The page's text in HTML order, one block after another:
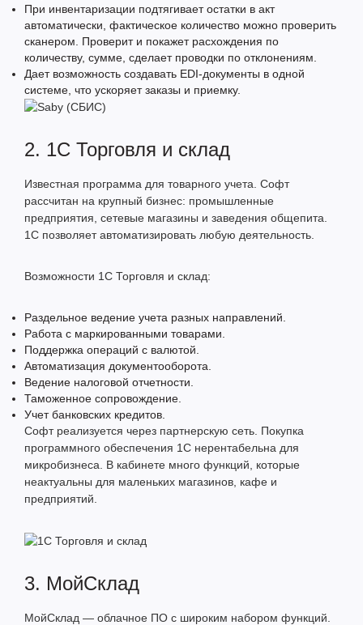
При инвентаризации подтягивает остатки в акт
автоматически, фактическое количество можно проверить
сканером. Проверит и покажет расхождения по
количеству, сумме, сделает проводки по отклонениям.
Дает возможность создавать EDI-документы в одной
системе, что ускоряет заказы и приемку.
2. 1С Торговля и склад
Известная программа для товарного учета. Софт
рассчитан на крупный бизнес: промышленные
предприятия, сетевые магазины и заведения общепита.
1С позволяет автоматизировать любую деятельность.
Возможности 1С Торговля и склад:
Раздельное ведение учета разных направлений.
Работа с маркированными товарами.
Поддержка операций с валютой.
Автоматизация документооборота.
Ведение налоговой отчетности.
Таможенное сопровождение.
Учет банковских кредитов.
Софт реализуется через партнерскую сеть. Покупка
программного обеспечения 1С нерентабельна для
микробизнеса. В кабинете много функций, которые
неактуальны для маленьких магазинов, кафе и
предприятий.
3. МойСклад
МойСклад — облачное ПО с широким набором функций.